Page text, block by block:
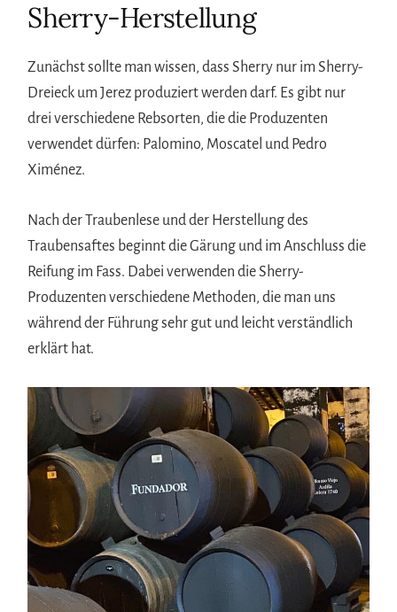
Sherry-Herstellung
Zunächst sollte man wissen, dass Sherry nur im Sherry-
Dreieck um Jerez produziert werden darf. Es gibt nur
drei verschiedene Rebsorten, die die Produzenten
verwendet dürfen: Palomino, Moscatel und Pedro
Ximénez.
Nach der Traubenlese und der Herstellung des
Traubensaftes beginnt die Gärung und im Anschluss die
Reifung im Fass. Dabei verwenden die Sherry-
Produzenten verschiedene Methoden, die man uns
während der Führung sehr gut und leicht verständlich
erklärt hat.